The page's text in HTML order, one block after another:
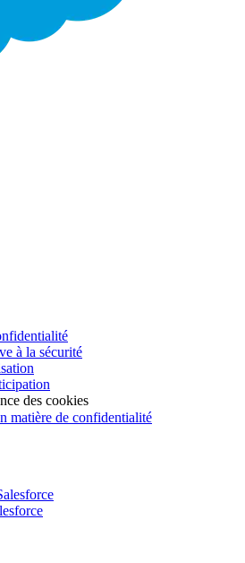
à la sécurité
des cookies
matière de confidentialité